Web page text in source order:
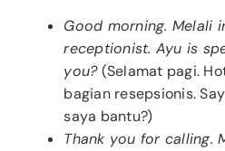
Good morning. Melali
receptionist. Ayu is
you?(Selamat pagi.
bagian resepsionis.
saya bantu?)
Thank you for calling.